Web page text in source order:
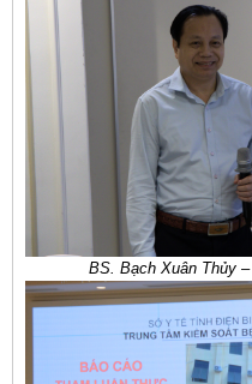
BS Bạch Xuân Thủy –